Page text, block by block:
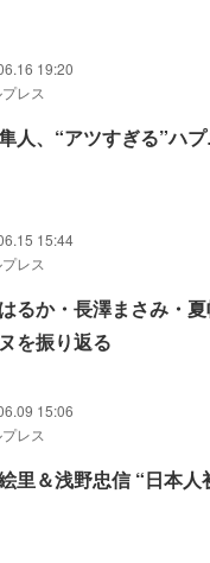
19:20
レス
人、“アツすぎる”ハ
15:44
レス
るか・長澤まさみ・
を振り返る
15:06
レス
里＆浅野忠信 “日本